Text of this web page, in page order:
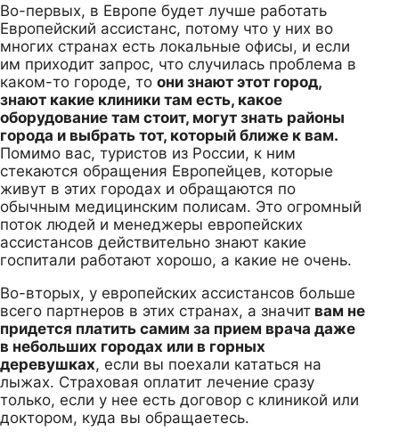
Во-первых, в Европе будет лучше работать
Европейский ассистанс, потому что у них во
многих странах есть локальные офисы, и если
им приходит запрос, что случилась проблема в
каком-то городе, то они знают этот город,
знают какие клиники там есть, какое
оборудование там стоит, могут знать районы
города и выбрать тот, который ближе к вам.
Помимо вас, туристов из России, к ним
стекаются обращения Европейцев, которые
живут в этих городах и обращаются по
обычным медицинским полисам. Это огромный
поток людей и менеджеры европейских
ассистансов действительно знают какие
госпитали работают хорошо, а какие не очень.
Во-вторых, у европейских ассистансов больше
всего партнеров в этих странах, а значит вам не
придется платить самим за прием врача даже
в небольших городах или в горных
деревушках, если вы поехали кататься на
лыжах. Страховая оплатит лечение сразу
только, если у нее есть договор с клиникой или
доктором, куда вы обращаетесь.